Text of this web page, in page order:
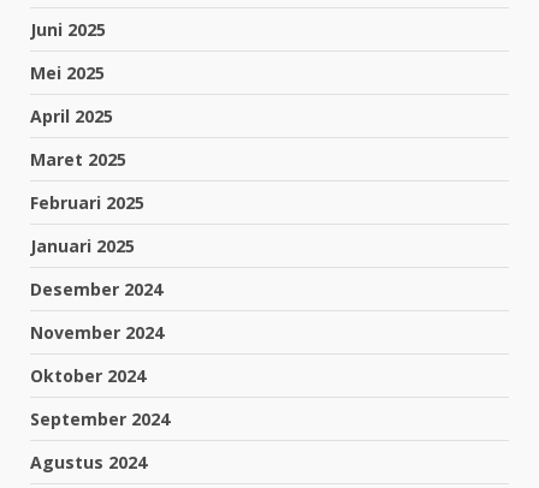
Juni 2025
Mei 2025
April 2025
Maret 2025
Februari 2025
Januari 2025
Desember 2024
November 2024
Oktober 2024
September 2024
Agustus 2024